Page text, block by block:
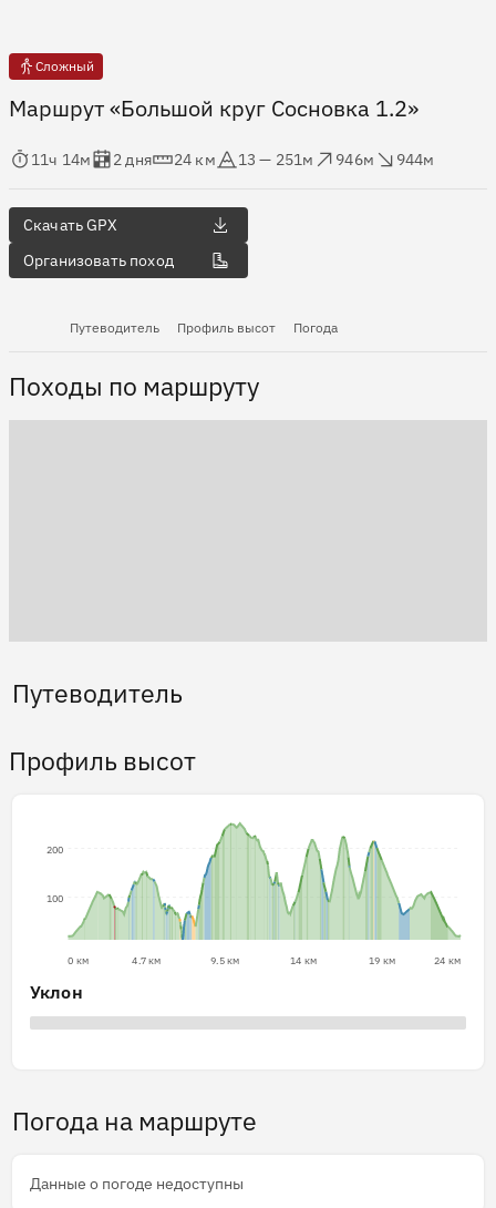
Сложный
Маршрут «Большой круг Сосновка 1.2»
в пути
11ч 14м
Оценка в днях
2 дня
Дистанция
24 км
Абсолютная высота
13 — 251м
Набор высоты
946м
Сброс высоты
944м
Скачать GPX
Организовать поход
Путеводитель Профиль высот Погода
Походы по маршруту
Путеводитель
Профиль высот
100
200
0 км 4.7 км 9.5 км 14 км 19 км 24 км
Уклон
Погода на маршруте
Данные о погоде недоступны